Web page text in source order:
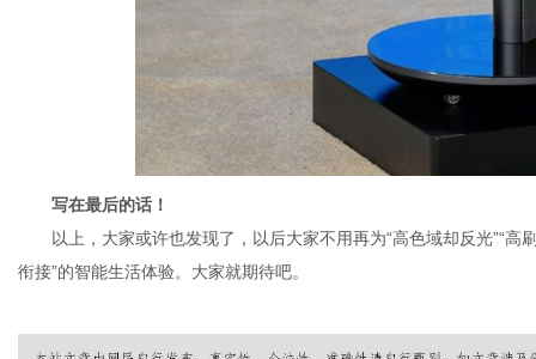
写在最后的话！
以上，大家或许也发现了，以后大家不用再为“高色域却反光”“
衔接”的智能生活体验。大家就期待吧。